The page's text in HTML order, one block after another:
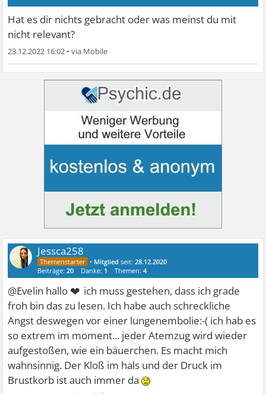
Hat es dir nichts gebracht oder was meinst du mit
nicht relevant?
23.12.2022 16:02 •
Jessca258
• Mitglied seit:28.12.2020
Beiträge:20 Danke: 1 Themen:4
@Evelin hallo ❤ ich muss gestehen, dass ich grade
froh bin das zu lesen. Ich habe auch schreckliche
Angst deswegen vor einer lungenembolie:-( ich hab es
so extrem im moment... jeder Atemzug wird wieder
aufgestoßen, wie ein bäuerchen. Es macht mich
wahnsinnig. Der Kloß im hals und der Druck im
Brustkorb ist auch immer da